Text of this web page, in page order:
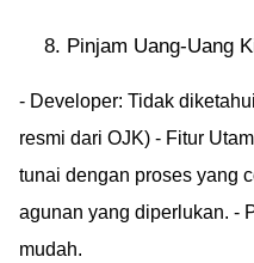
Pinjam Uang-Uang
- Developer: Tidak
resmi dari OJK) - Fitur
tunai dengan proses yang
agunan yang diperlukan. -
mudah.